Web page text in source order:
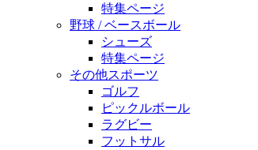
特集ページ
野球 / ベースボール
シューズ
特集ページ
その他スポーツ
ゴルフ
ピックルボール
ラグビー
フットサル